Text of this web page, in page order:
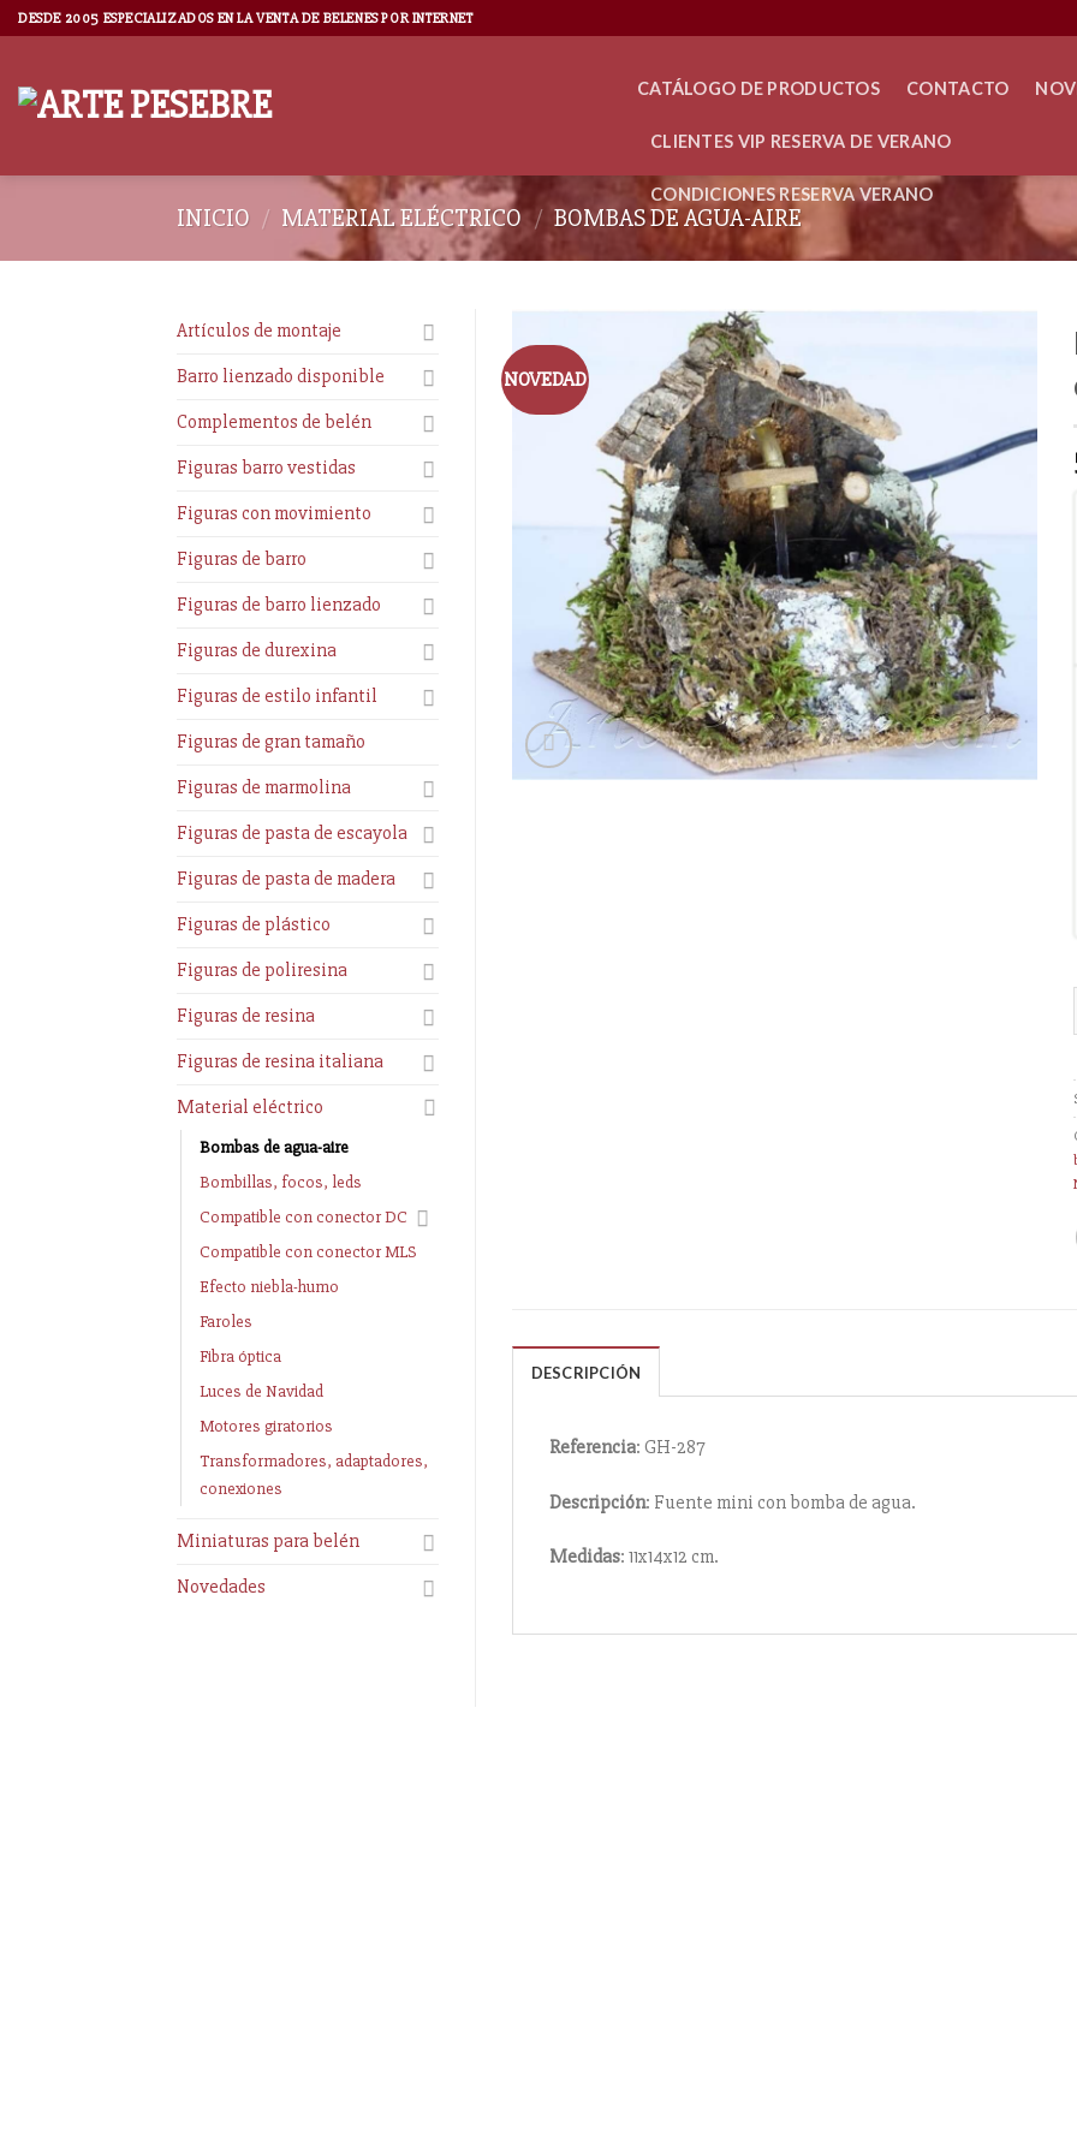
DESDE 2005 ESPECIALIZADOS EN LA VENTA DE BELENES POR INTERNET
CATÁLOGO DE PRODUCTOS CONTACTO
CLIENTES VIP RESERVA DE VERANO
CONDICIONES RESERVA VERANO
INICIO / MATERIAL ELÉCTRICO / BOMBAS DE AGUA-AIRE
Artículos de montaje
Barro lienzado disponible
Complementos de belén
Figuras barro vestidas
Figuras con movimiento
Figuras de barro
Figuras de barro lienzado
Figuras de durexina
Figuras de estilo infantil
Figuras de gran tamaño
Figuras de marmolina
Figuras de pasta de escayola
Figuras de pasta de madera
Figuras de plástico
Figuras de poliresina
Figuras de resina
Figuras de resina italiana
Material eléctrico
Bombas de agua-aire
Bombillas, focos, leds
Compatible con conector DC
Compatible con conector MLS
Efecto niebla-humo
Faroles
Fibra óptica
Luces de Navidad
Motores giratorios
Transformadores, adaptadores,
conexiones
Miniaturas para belén
Novedades
NOVEDAD
DESCRIPCIÓN
Referencia: GH-287
Descripción: Fuente mini con bomba de agua.
Medidas: 11x14x12 cm.